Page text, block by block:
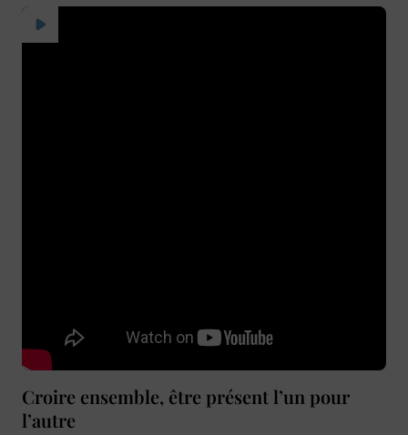
Croire ensemble, être présent l’un pour
l’autre